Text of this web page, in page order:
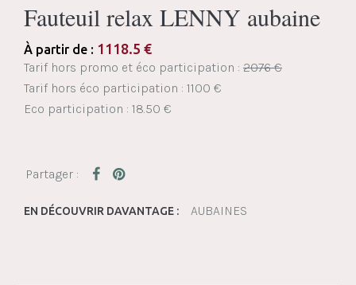
Fauteuil relax LENNY aubaine
À partir de : 1118.5 €
Tarif hors promo et éco participation : 2076 €
Tarif hors éco participation : 1100 €
Eco participation : 18.50 €
EN DÉCOUVRIR DAVANTAGE : AUBAINES